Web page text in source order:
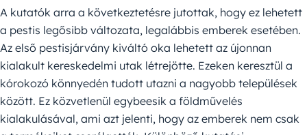
A kutatók arra a következtetésre jutottak, hogy ez lehetett
a pestis legősibb változata, legalábbis emberek esetében.
Az első pestisjárvány kiváltó oka lehetett az újonnan
kialakult kereskedelmi utak létrejötte. Ezeken keresztül a
kórokozó könnyedén tudott utazni a nagyobb települések
között. Ez közvetlenül egybeesik a földművelés
kialakulásával, ami azt jelenti, hogy az emberek nem csak